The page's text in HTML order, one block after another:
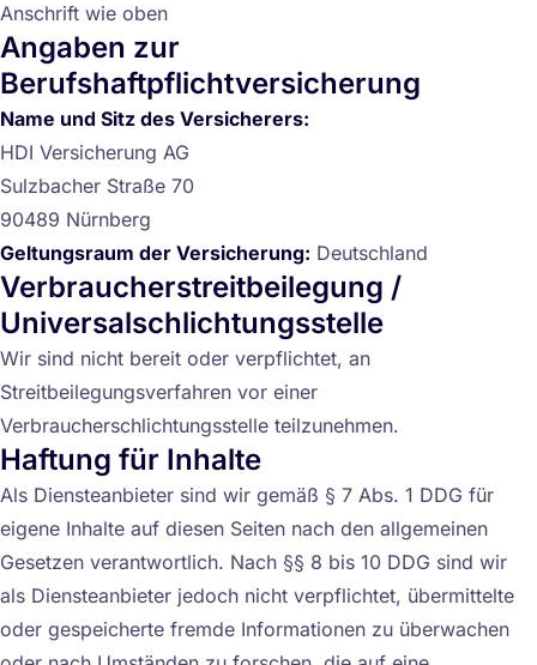
Anschrift wie oben
Angaben zur
Berufshaftpflichtversicherung
Name und Sitz des Versicherers:
HDI Versicherung AG
Sulzbacher Straße 70
90489 Nürnberg
Geltungsraum der Versicherung: Deutschland
Verbraucherstreitbeilegung /
Universalschlichtungsstelle
Wir sind nicht bereit oder verpflichtet, an
Streitbeilegungsverfahren vor einer
Verbraucherschlichtungsstelle teilzunehmen.
Haftung für Inhalte
Als Diensteanbieter sind wir gemäß § 7 Abs. 1 DDG für
eigene Inhalte auf diesen Seiten nach den allgemeinen
Gesetzen verantwortlich. Nach §§ 8 bis 10 DDG sind wir
als Diensteanbieter jedoch nicht verpflichtet, übermittelte
oder gespeicherte fremde Informationen zu überwachen